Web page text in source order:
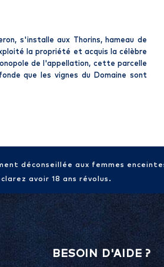
s'installe aux Thorins, hameau de
la propriété et acquis la célèbre
de l'appellation, cette parcelle
que les vignes du Domaine sont
déconseillée aux femmes
avoir 18 ans révolus.
BESOIN D'AIDE ?